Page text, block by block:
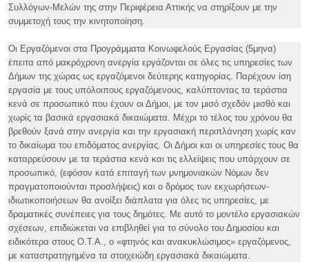
Συλλόγων-Μελών της στην Περιφέρεια Αττικής να στηρίξουν με την
συμμετοχή τους την κινητοποίηση.
Οι Εργαζόμενοι στα Προγράμματα Κοινωφελούς Εργασίας (5μηνα)
έπειτα από μακρόχρονη ανεργία εργάζονται σε όλες τις υπηρεσίες των
Δήμων της χώρας ως εργαζόμενοι δεύτερης κατηγορίας. Παρέχουν ίση
εργασία με τους υπόλοιπους εργαζόμενους, καλύπτοντας τα τεράστια
κενά σε προσωπικό που έχουν οι Δήμοι, με τον μισό σχεδόν μισθό και
χωρίς τα βασικά εργασιακά δικαιώματα. Μέχρι το τέλος του χρόνου θα
βρεθούν ξανά στην ανεργία και την εργασιακή περιπλάνηση χωρίς καν
το δικαίωμα του επιδόματος ανεργίας. Οι Δήμοι και οι υπηρεσίες τους θα
καταρρεύσουν με τα τεράστια κενά και τις ελλείψεις που υπάρχουν σε
προσωπικό, (εφόσον κατά επιταγή των μνημονιακών Νόμων δεν
πραγματοποιούνται προσλήψεις) και ο δρόμος των εκχωρήσεων-
ιδιωτικοποιήσεων θα ανοίξει διάπλατα για όλες τις υπηρεσίες, με
δραματικές συνέπειες για τους δημότες. Με αυτό το μοντέλο εργασιακών
σχέσεων, επιδιώκεται να επιβληθεί για το σύνολο του Δημοσίου και
ειδικότερα στους Ο.Τ.Α., ο «φτηνός και ανακυκλώσιμος» εργαζόμενος,
με καταστρατηγημένα τα στοιχειώδη εργασιακά δικαιώματα.